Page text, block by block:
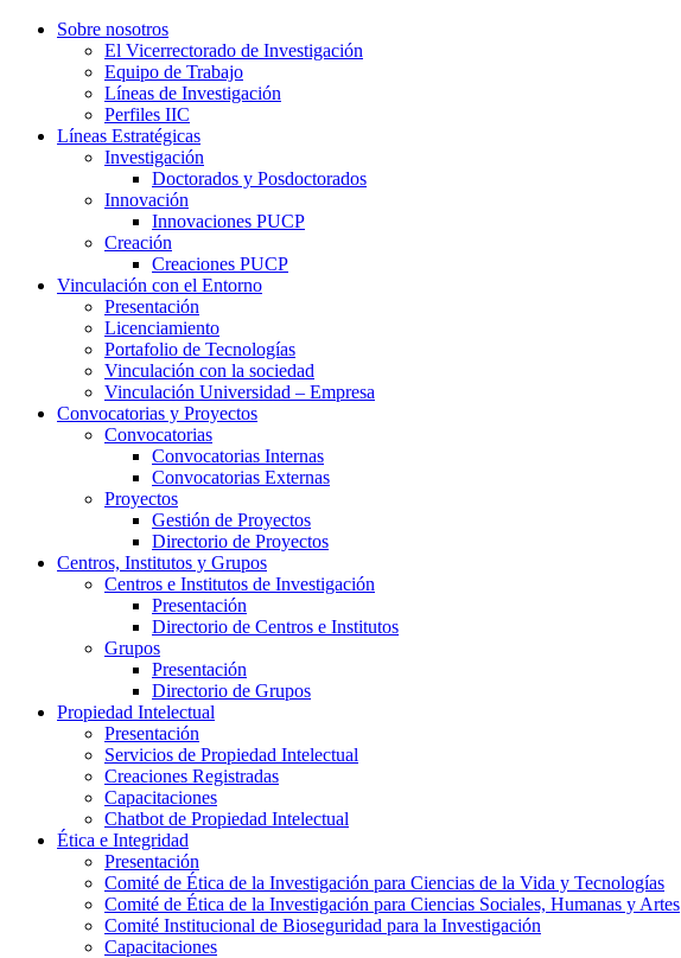
Sobre nosotros
El Vicerrectorado de Investigación
Equipo de Trabajo
Líneas de Investigación
Perfiles IIC
Líneas Estratégicas
Investigación
Doctorados y Posdoctorados
Innovación
Innovaciones PUCP
Creación
Creaciones PUCP
Vinculación con el Entorno
Presentación
Licenciamiento
Portafolio de Tecnologías
Vinculación con la sociedad
Vinculación Universidad – Empresa
Convocatorias y Proyectos
Convocatorias
Convocatorias Internas
Convocatorias Externas
Proyectos
Gestión de Proyectos
Directorio de Proyectos
Centros, Institutos y Grupos
Centros e Institutos de Investigación
Presentación
Directorio de Centros e Institutos
Grupos
Presentación
Directorio de Grupos
Propiedad Intelectual
Presentación
Servicios de Propiedad Intelectual
Creaciones Registradas
Capacitaciones
Chatbot de Propiedad Intelectual
Ética e Integridad
Presentación
Comité de Ética de la Investigación para Ciencias de la Vida y Tecnologías
Comité de Ética de la Investigación para Ciencias Sociales, Humanas y Artes
Comité Institucional de Bioseguridad para la Investigación
Capacitaciones